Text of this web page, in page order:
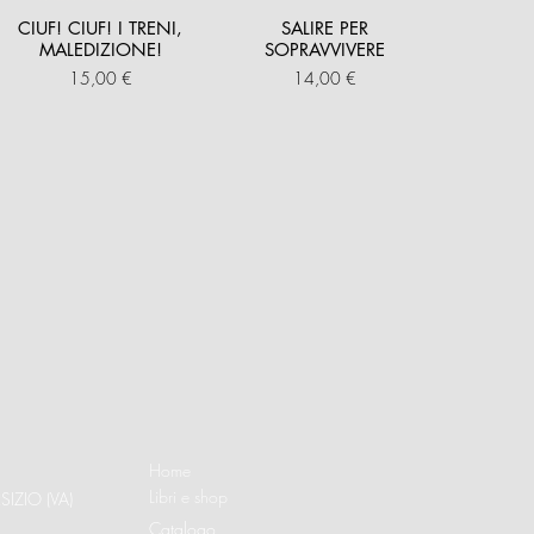
CIUF! CIUF! I TRENI,
MALEDIZIONE!
Prezzo
15,00 €
SALIRE PER
SOPRAVVIVERE
Prezzo
14,00 €
(VA)
Catalogo